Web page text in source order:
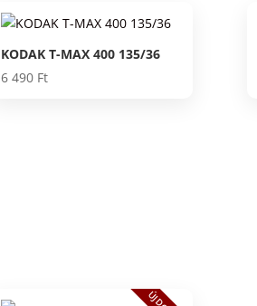
KODAK T-MAX 400 135/36
6 490 Ft